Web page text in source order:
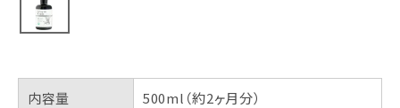
内容量 500ml（約2ヶ月分）